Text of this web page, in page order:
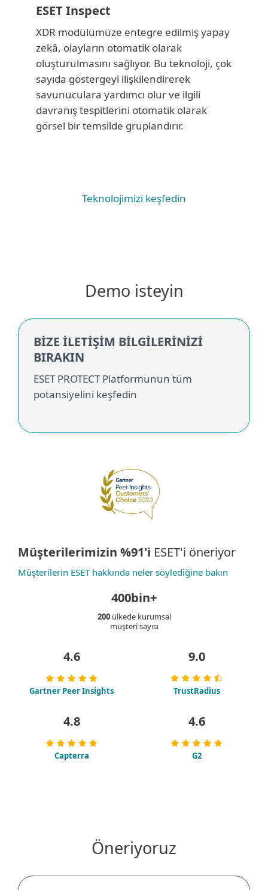
ESET Inspect
XDR modülümüze entegre edilmiş yapay
zekâ, olayların otomatik olarak
oluşturulmasını sağlıyor. Bu teknoloji, çok
sayıda göstergeyi ilişkilendirerek
savunuculara yardımcı olur ve ilgili
davranış tespitlerini otomatik olarak
görsel bir temsilde gruplandırır.
Teknolojimizi keşfedin
Demo isteyin
BİZE İLETİŞİM BİLGİLERİNİZİ
BIRAKIN
ESET PROTECT Platformunun tüm
potansiyelini keşfedin
Müşterilerimizin %91'i ESET'i öneriyor
Müşterilerin ESET hakkında neler söylediğine bakın
400bin+
200 ülkede kurumsal
müşteri sayısı
4.6
Gartner Peer Insights
9.0
TrustRadius
4.8
Capterra
4.6
G2
Öneriyoruz